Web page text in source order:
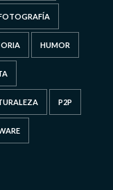
HUMOR
P2P